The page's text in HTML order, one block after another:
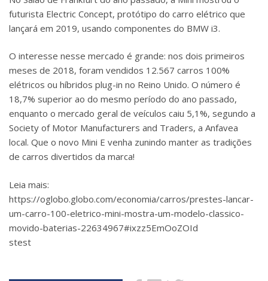
futurista Electric Concept, protótipo do carro elétrico que
lançará em 2019, usando componentes do BMW i3.
O interesse nesse mercado é grande: nos dois primeiros
meses de 2018, foram vendidos 12.567 carros 100%
elétricos ou híbridos plug-in no Reino Unido. O número é
18,7% superior ao do mesmo período do ano passado,
enquanto o mercado geral de veículos caiu 5,1%, segundo a
Society of Motor Manufacturers and Traders, a Anfavea
local. Que o novo Mini E venha zunindo manter as tradições
de carros divertidos da marca!
Leia mais:
https://oglobo.globo.com/economia/carros/prestes-lancar-
um-carro-100-eletrico-mini-mostra-um-modelo-classico-
movido-baterias-22634967#ixzz5EmOoZOId
stest